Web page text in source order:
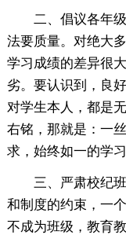
二、倡议各年
法要质量。对绝大
学习成绩的差异很
劣。要认识到，良
对学生本人，都是
右铭，那就是：一
求，始终如一的学习
三、严肃校纪
和制度的约束，一
不成为班级，教育